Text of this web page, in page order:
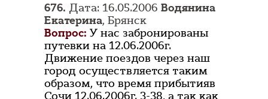
676. Дата: 16.05.2006 Водянина
Екатерина, Брянск
Вопрос: У нас забронированы
путевки на 12.06.2006г.
Движение поездов через наш
город осуществляется таким
образом, что время прибытияв
Сочи 12.06.2006г. 3-38, а так как